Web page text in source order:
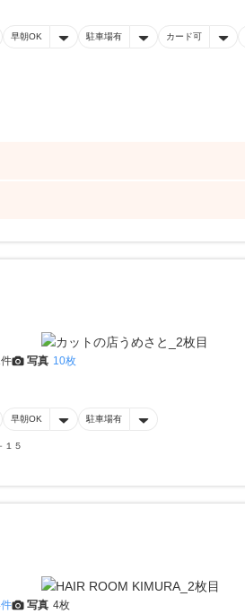
早朝OK 駐車場有 カード可
写真 10枚
早朝OK 駐車場有
１５
写真 4枚